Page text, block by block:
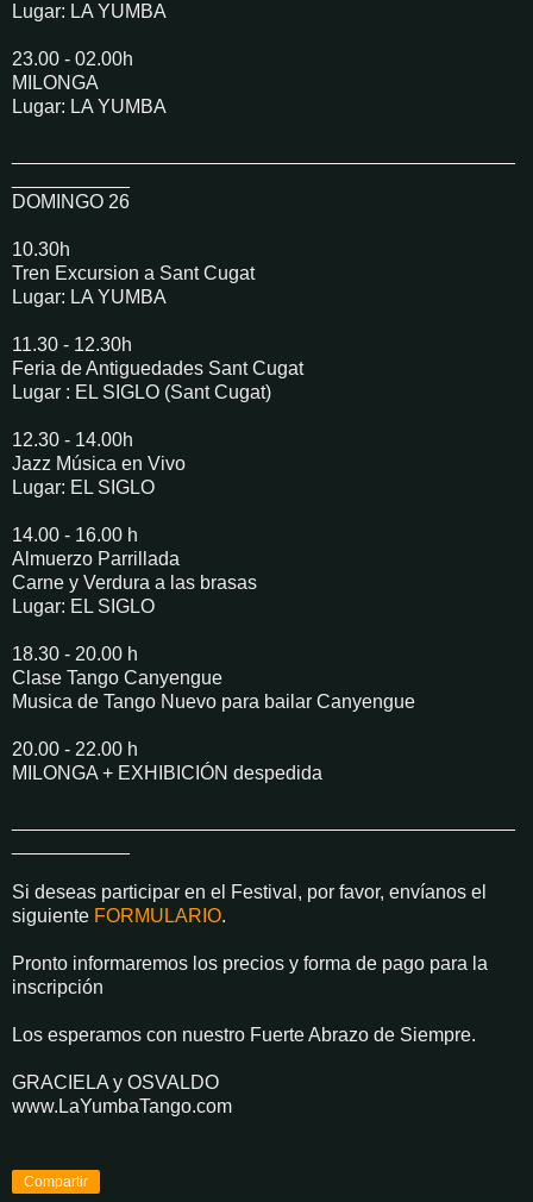
Lugar: LA YUMBA
23.00 - 02.00h
MILONGA
Lugar: LA YUMBA
DOMINGO 26
10.30h
Tren Excursion a Sant Cugat
Lugar: LA YUMBA
11.30 - 12.30h
Feria de Antiguedades Sant Cugat
Lugar : EL SIGLO (Sant Cugat)
12.30 - 14.00h
Jazz Música en Vivo
Lugar: EL SIGLO
14.00 - 16.00 h
Almuerzo Parrillada
Carne y Verdura a las brasas
Lugar: EL SIGLO
18.30 - 20.00 h
Clase Tango Canyengue
Musica de Tango Nuevo para bailar Canyengue
20.00 - 22.00 h
MILONGA + EXHIBICIÓN despedida
Si deseas participar en el Festival, por favor, envíanos el
siguiente FORMULARIO.
Pronto informaremos los precios y forma de pago para la
inscripción
Los esperamos con nuestro Fuerte Abrazo de Siempre.
GRACIELA y OSVALDO
www.LaYumbaTango.com
Compartir